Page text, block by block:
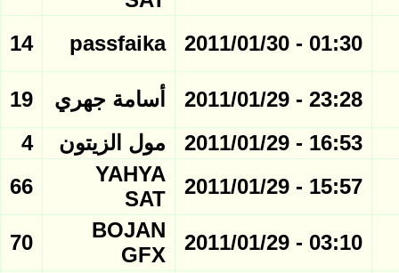
01:30 - 2011/01/30
passfaika
14
23:28 - 2011/01/29 أسامة جهري
19
16:53 - 2011/01/29
مول الزيتون
4
15:57 - 2011/01/29
YAHYA
SAT
66
03:10 - 2011/01/29
BOJAN
GFX
70